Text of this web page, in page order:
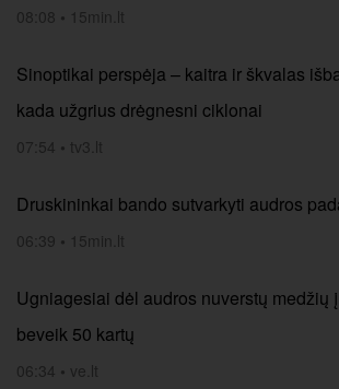
08:08 • 15min.lt
Sinoptikai perspėja – kaitra ir škvalas
kada užgrius drėgnesni ciklonai
07:54 • tv3.lt
Druskininkai bando sutvarkyti audros
06:39 • 15min.lt
Ugniagesiai dėl audros nuverstų medžių
beveik 50 kartų
06:34 • ve.lt